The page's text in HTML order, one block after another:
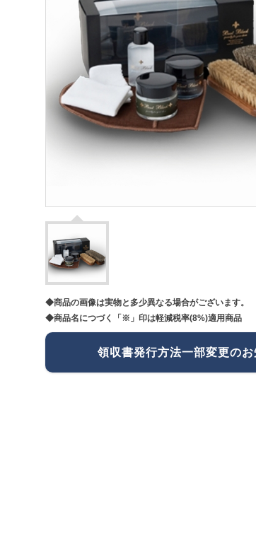
◆商品の画像は実物と多少異なる場合がございます。
◆商品名につづく「※」印は軽減税率(8%)適用商品
領収書発行方法一部変更のお